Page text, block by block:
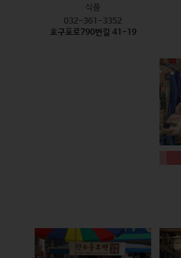
식품
032-361-3352
호구포로790번길 41-19